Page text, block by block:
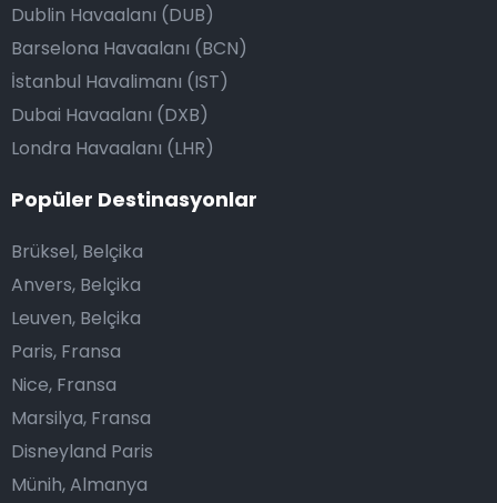
Dublin Havaalanı (DUB)
Barselona Havaalanı (BCN)
İstanbul Havalimanı (IST)
Dubai Havaalanı (DXB)
Londra Havaalanı (LHR)
Popüler Destinasyonlar
Brüksel, Belçika
Anvers, Belçika
Leuven, Belçika
Paris, Fransa
Nice, Fransa
Marsilya, Fransa
Disneyland Paris
Münih, Almanya